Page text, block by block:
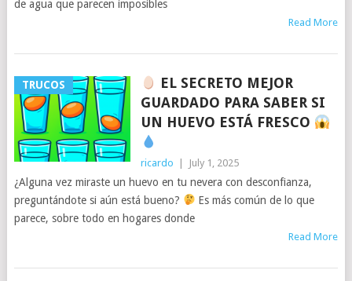
de agua que parecen imposibles
Read More
TRUCOS
EL SECRETO MEJOR
GUARDADO PARA SABER SI
UN HUEVO ESTÁ FRESCO
ricardo July 1, 2025
¿Alguna vez miraste un huevo en tu nevera con desconfianza,
preguntándote si aún está bueno?
Es más común de lo que
parece, sobre todo en hogares donde
Read More